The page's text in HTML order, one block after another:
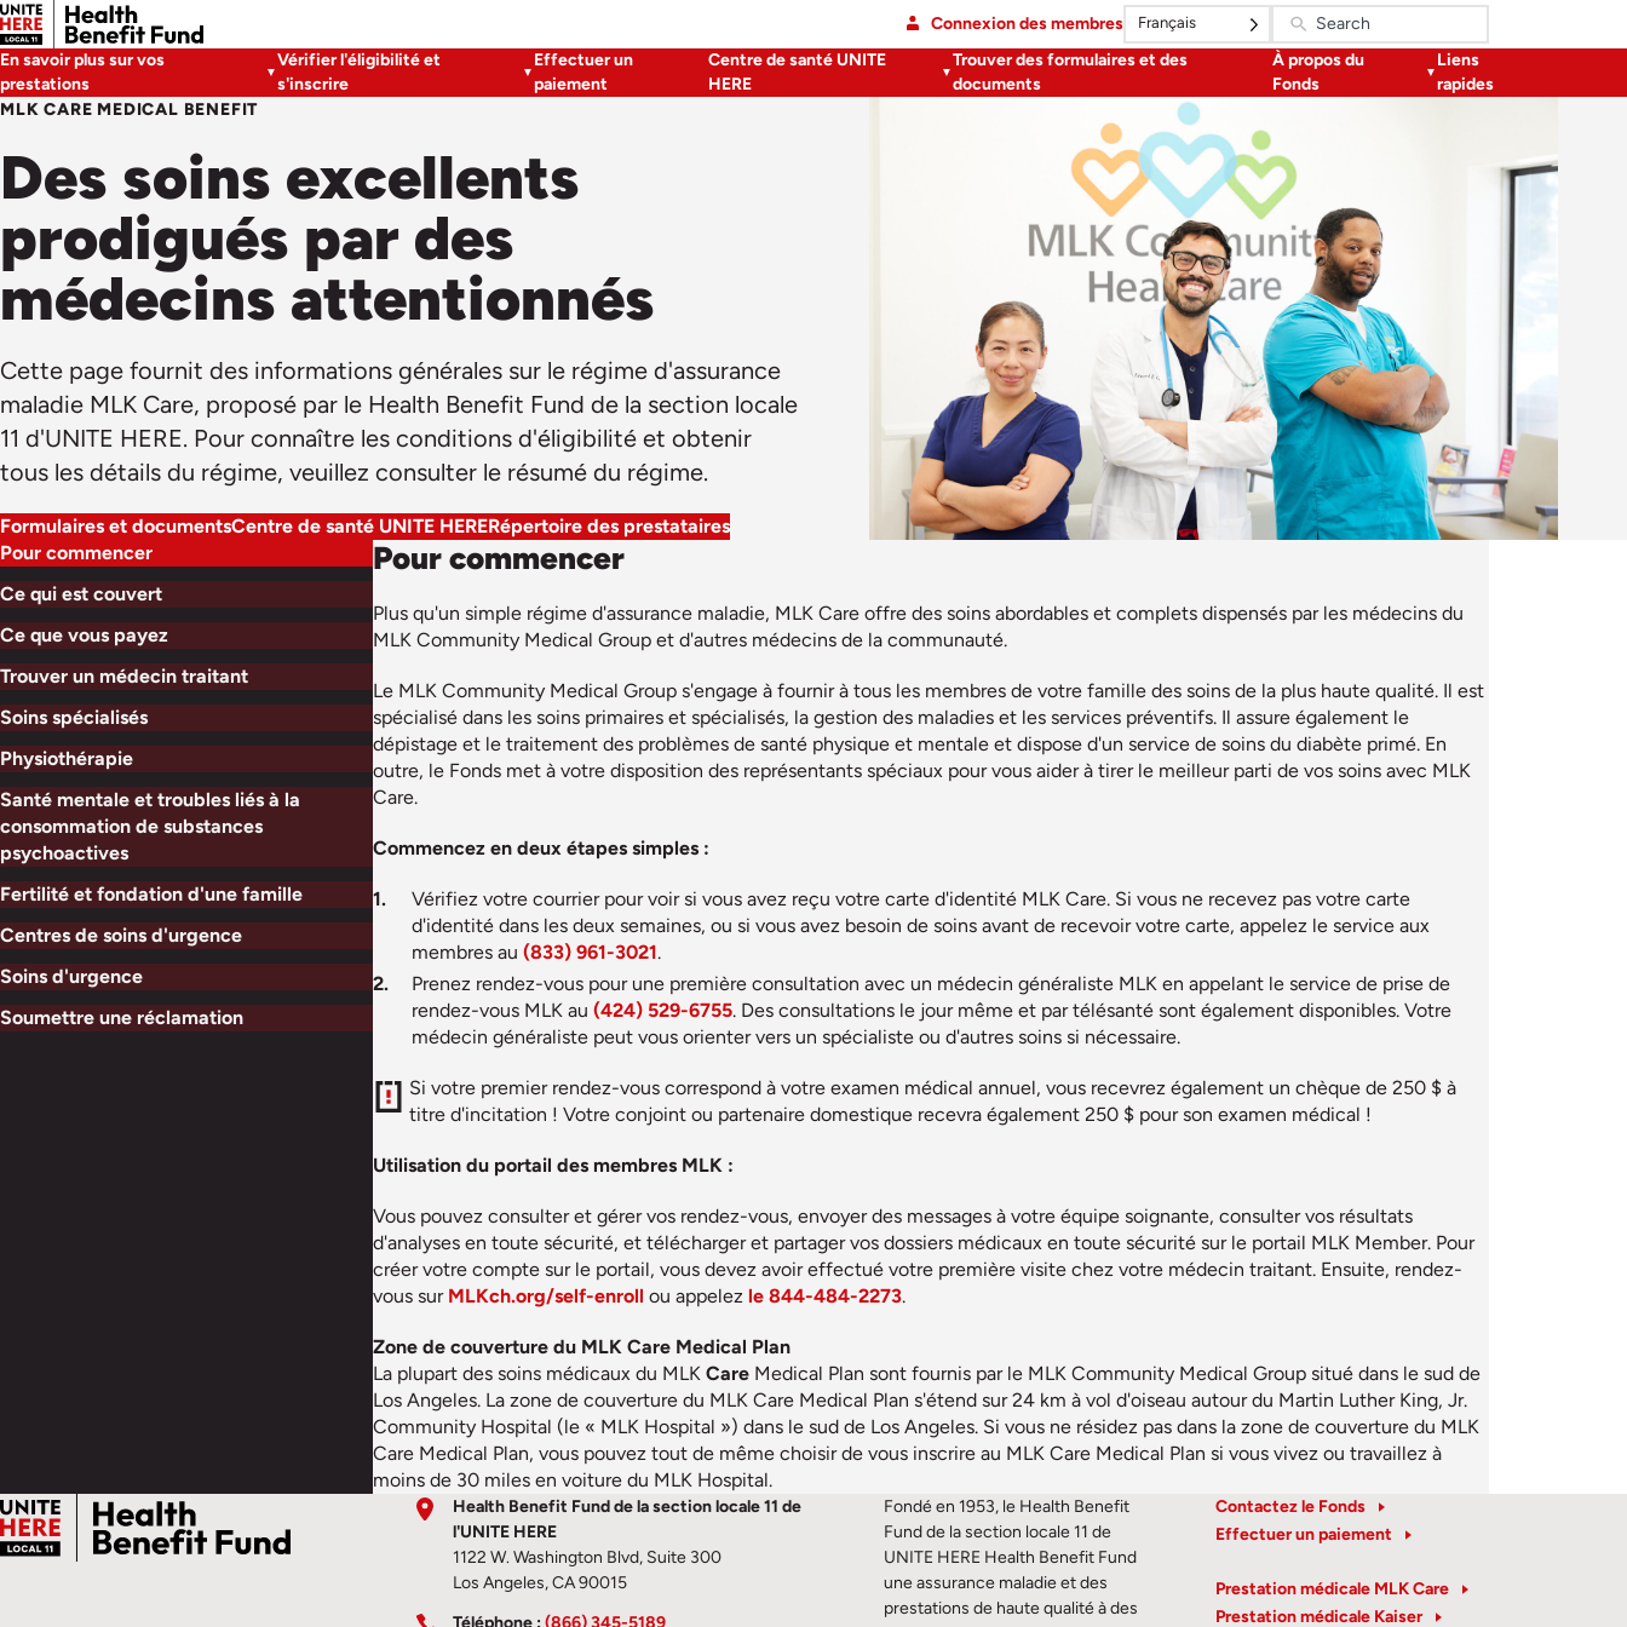
Connexion des membres Français
En savoir plus sur vos
prestations
Vérifier l'éligibilité et
s'inscrire
Effectuer un
paiement
Centre de santé UNITE
HERE
Trouver des formulaires et des
documents
À propos du
Fonds
Liens
rapides
MLK CARE MEDICAL BENEFIT
Des soins excellents
prodigués par des
médecins attentionnés
Cette page fournit des informations générales sur le régime d'assurance
maladie MLK Care, proposé par le Health Benefit Fund de la section locale
11 d'UNITE HERE. Pour connaître les conditions d'éligibilité et obtenir
tous les détails du régime, veuillez consulter le résumé du régime.
Formulaires et documentsCentre de santé UNITE HERERépertoire des prestataires
Pour commencer
Ce qui est couvert
Ce que vous payez
Trouver un médecin traitant
Soins spécialisés
Physiothérapie
Santé mentale et troubles liés à la
consommation de substances
psychoactives
Fertilité et fondation d'une famille
Centres de soins d'urgence
Soins d'urgence
Soumettre une réclamation
Pour commencer
Plus qu'un simple régime d'assurance maladie, MLK Care offre des soins abordables et complets dispensés par les médecins du
MLK Community Medical Group et d'autres médecins de la communauté.
Le MLK Community Medical Group s'engage à fournir à tous les membres de votre famille des soins de la plus haute qualité. Il est
spécialisé dans les soins primaires et spécialisés, la gestion des maladies et les services préventifs. Il assure également le
dépistage et le traitement des problèmes de santé physique et mentale et dispose d'un service de soins du diabète primé. En
outre, le Fonds met à votre disposition des représentants spéciaux pour vous aider à tirer le meilleur parti de vos soins avec MLK
Care.
Commencez en deux étapes simples :
Vérifiez votre courrier pour voir si vous avez reçu votre carte d'identité MLK Care. Si vous ne recevez pas votre carte
d'identité dans les deux semaines, ou si vous avez besoin de soins avant de recevoir votre carte, appelez le service aux
membres au (833) 961-3021.
Prenez rendez-vous pour une première consultation avec un médecin généraliste MLK en appelant le service de prise de
rendez-vous MLK au (424) 529-6755. Des consultations le jour même et par télésanté sont également disponibles. Votre
médecin généraliste peut vous orienter vers un spécialiste ou d'autres soins si nécessaire.
Si votre premier rendez-vous correspond à votre examen médical annuel, vous recevrez également un chèque de 250 $ à
titre d'incitation ! Votre conjoint ou partenaire domestique recevra également 250 $ pour son examen médical !
Utilisation du portail des membres MLK :
Vous pouvez consulter et gérer vos rendez-vous, envoyer des messages à votre équipe soignante, consulter vos résultats
d'analyses en toute sécurité, et télécharger et partager vos dossiers médicaux en toute sécurité sur le portail MLK Member. Pour
créer votre compte sur le portail, vous devez avoir effectué votre première visite chez votre médecin traitant. Ensuite, rendez-
vous sur MLKch.org/self-enroll ou appelez le 844-484-2273.
Zone de couverture du MLK Care Medical Plan
La plupart des soins médicaux du MLK Care Medical Plan sont fournis par le MLK Community Medical Group situé dans le sud de
Los Angeles. La zone de couverture du MLK Care Medical Plan s'étend sur 24 km à vol d'oiseau autour du Martin Luther King, Jr.
Community Hospital (le « MLK Hospital ») dans le sud de Los Angeles. Si vous ne résidez pas dans la zone de couverture du MLK
Care Medical Plan, vous pouvez tout de même choisir de vous inscrire au MLK Care Medical Plan si vous vivez ou travaillez à
moins de 30 miles en voiture du MLK Hospital.
Health Benefit Fund de la section locale 11 de
l'UNITE HERE
1122 W. Washington Blvd, Suite 300
Los Angeles, CA 90015
Téléphone : (866) 345-5189
Fondé en 1953, le Health Benefit
Fund de la section locale 11 de
UNITE HERE Health Benefit Fund
une assurance maladie et des
prestations de haute qualité à des
Contactez le Fonds
Effectuer un paiement
Prestation médicale MLK Care
Prestation médicale Kaiser